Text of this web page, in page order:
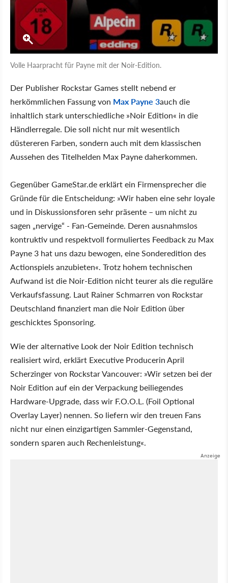
Volle Haarpracht für Payne mit der Noir-Edition.
Der Publisher Rockstar Games stellt nebend er
herkömmlichen Fassung von Max Payne 3auch die
inhaltlich stark unterschiedliche »Noir Edition« in die
Händlerregale. Die soll nicht nur mit wesentlich
düstereren Farben, sondern auch mit dem klassischen
Aussehen des Titelhelden Max Payne daherkommen.
Gegenüber GameStar.de erklärt ein Firmensprecher die
Gründe für die Entscheidung: »Wir haben eine sehr loyale
und in Diskussionsforen sehr präsente – um nicht zu
sagen „nervige“ - Fan-Gemeinde. Deren ausnahmslos
kontruktiv und respektvoll formuliertes Feedback zu Max
Payne 3 hat uns dazu bewogen, eine Sonderedition des
Actionspiels anzubieten«. Trotz hohem technischen
Aufwand ist die Noir-Edition nicht teurer als die reguläre
Verkaufsfassung. Laut Rainer Schmarren von Rockstar
Deutschland finanziert man die Noir Edition über
geschicktes Sponsoring.
Wie der alternative Look der Noir Edition technisch
realisiert wird, erklärt Executive Producerin April
Scherzinger von Rockstar Vancouver: »Wir setzen bei der
Noir Edition auf ein der Verpackung beiliegendes
Hardware-Upgrade, dass wir F.O.O.L. (Foil Optional
Overlay Layer) nennen. So liefern wir den treuen Fans
nicht nur einen einzigartigen Sammler-Gegenstand,
sondern sparen auch Rechenleistung«.